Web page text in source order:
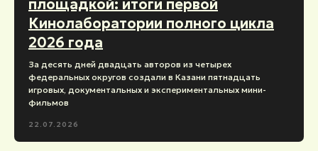
площадкой: итоги первой
Кинолаборатории полного цикла
2026 года
За десять дней двадцать авторов из четырех
федеральных округов создали в Казани пятнадцать
игровых, документальных и экспериментальных мини-
фильмов
22.07.2026